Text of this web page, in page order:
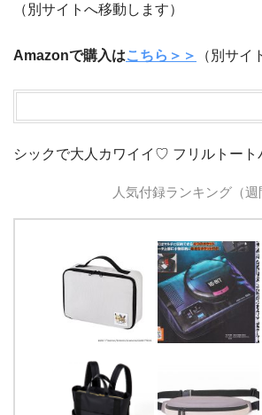
（別サイトへ移動します）
Amazonで購入はこちら＞＞ （別サイ
シックで大人カワイイ♡ フリルトート
人気付録ランキング（週